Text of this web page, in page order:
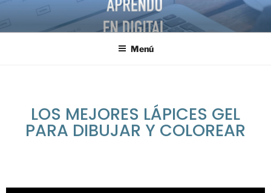
Menú
LOS MEJORES LÁPICES GEL
PARA DIBUJAR Y COLOREAR